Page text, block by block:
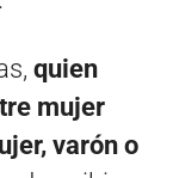
quien
mujer
varón o